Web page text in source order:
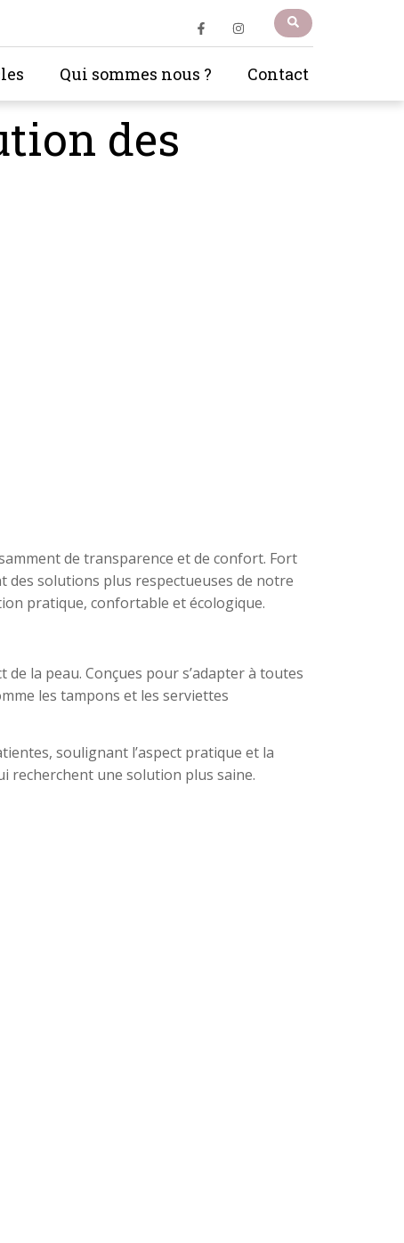
Qui sommes nous ? Contact
des
de transparence et de confort. Fort
des solutions plus respectueuses de notre
pratique, confortable et écologique.
la peau. Conçues pour s’adapter à toutes
les tampons et les serviettes
soulignant l’aspect pratique et la
recherchent une solution plus saine.